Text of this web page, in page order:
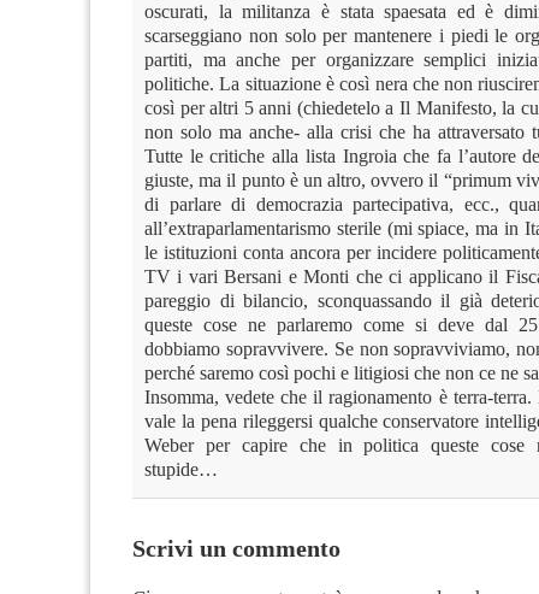
oscurati, la militanza è stata spaesata ed è
scarseggiano non solo per mantenere i piedi le
partiti, ma anche per organizzare semplici
politiche. La situazione è così nera che non
così per altri 5 anni (chiedetelo a Il Manifesto, la
non solo ma anche- alla crisi che ha attraversato
Tutte le critiche alla lista Ingroia che fa l’autore
giuste, ma il punto è un altro, ovvero il “primum
di parlare di democrazia partecipativa, ecc.,
all’extraparlamentarismo sterile (mi spiace, ma in
le istituzioni conta ancora per incidere
TV i vari Bersani e Monti che ci applicano il
pareggio di bilancio, sconquassando il già
queste cose ne parlaremo come si deve dal
dobbiamo sopravvivere. Se non sopravviviamo,
perché saremo così pochi e litigiosi che non ce ne
Insomma, vedete che il ragionamento è terra-
vale la pena rileggersi qualche conservatore
Weber per capire che in politica queste cose
stupide…
Scrivi un commento